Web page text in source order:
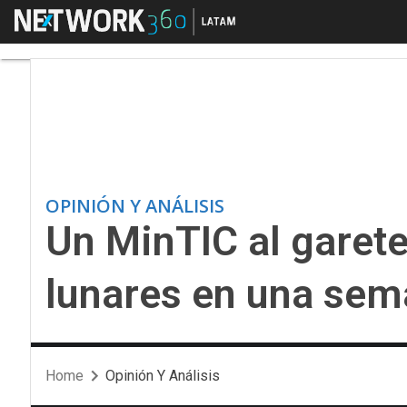
Menú
OPINIÓN Y ANÁLISIS
Un MinTIC al
lunares en una
Home Opinión Y Análisis